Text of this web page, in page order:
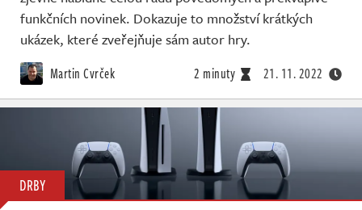
funkčních novinek. Dokazuje to množství krátkých
ukázek, které zveřejňuje sám autor hry.
Martin Cvrček 2 minuty 21. 11. 2022
DRBY